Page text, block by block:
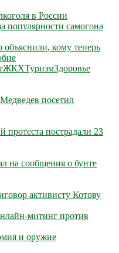
в России
популярности самогона
кому теперь
ЖКХТуризмЗдоровье
посетил
протеста пострадали 23
на сообщения о бунте
активисту Котову
митинг против
и оружие